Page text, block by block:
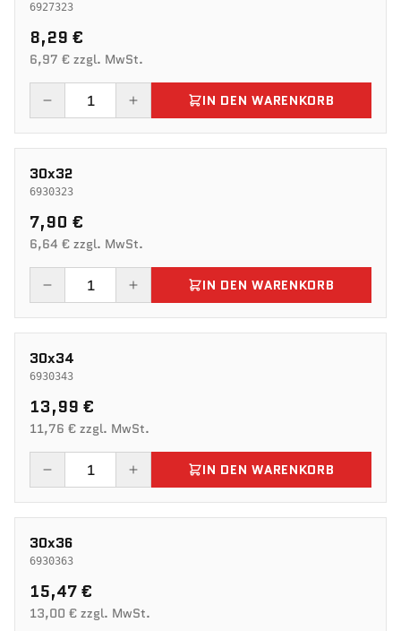
6927323
8,29 €
6,97 € zzgl. MwSt.
IN DEN WARENKORB
30x32
6930323
7,90 €
6,64 € zzgl. MwSt.
IN DEN WARENKORB
30x34
6930343
13,99 €
11,76 € zzgl. MwSt.
IN DEN WARENKORB
30x36
6930363
15,47 €
13,00 € zzgl. MwSt.